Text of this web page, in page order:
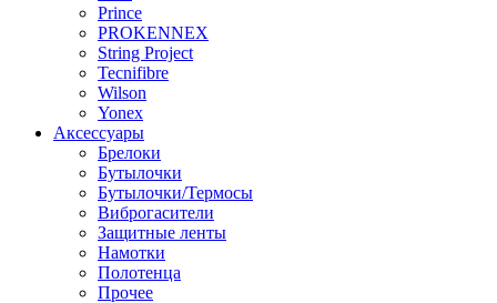
Prince
PROKENNEX
String Project
Tecnifibre
Wilson
Yonex
Аксессуары
Брелоки
Бутылочки
Бутылочки/Термосы
Виброгасители
Защитные ленты
Намотки
Полотенца
Прочее